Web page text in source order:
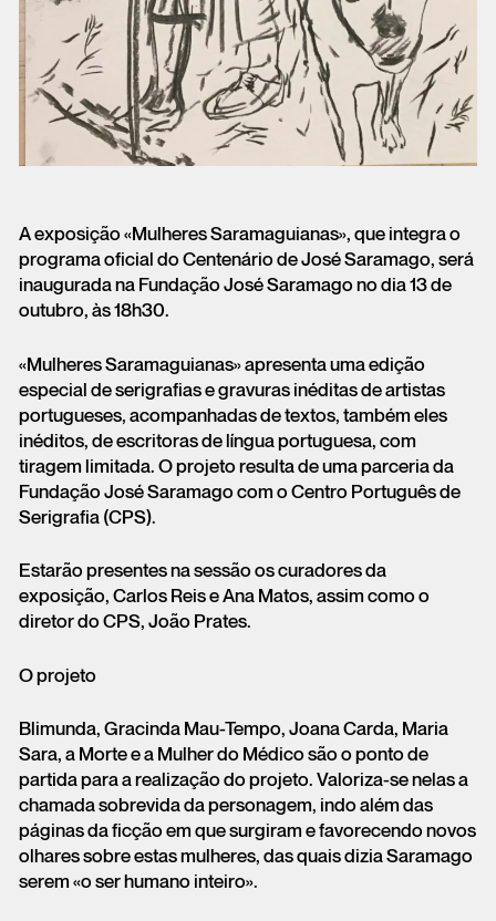
A exposição «Mulheres Saramaguianas», que integra o
programa oficial do Centenário de José Saramago, será
inaugurada na Fundação José Saramago no dia 13 de
outubro, às 18h30.
«Mulheres Saramaguianas» apresenta uma edição
especial de serigrafias e gravuras inéditas de artistas
portugueses, acompanhadas de textos, também eles
inéditos, de escritoras de língua portuguesa, com
tiragem limitada. O projeto resulta de uma parceria da
Fundação José Saramago com o Centro Português de
Serigrafia (CPS).
Estarão presentes na sessão os curadores da
exposição, Carlos Reis e Ana Matos, assim como o
diretor do CPS, João Prates.
O projeto
Blimunda, Gracinda Mau-Tempo, Joana Carda, Maria
Sara, a Morte e a Mulher do Médico são o ponto de
partida para a realização do projeto. Valoriza-se nelas a
chamada sobrevida da personagem, indo além das
páginas da ficção em que surgiram e favorecendo novos
olhares sobre estas mulheres, das quais dizia Saramago
serem «o ser humano inteiro».